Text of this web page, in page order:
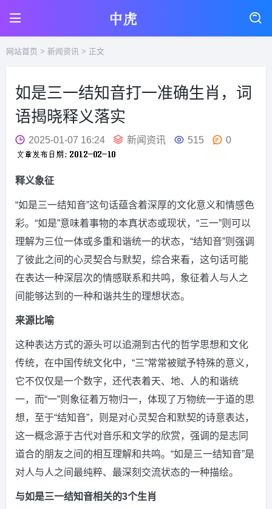
网站首页 > 新闻资讯 > 正文
如是三一结知音打一准确生肖，词
语揭晓释义落实
2025-01-07 16:24 新闻资讯 515 0
释义象征
“如是三一结知音”这句话蕴含着深厚的文化意义和情感色
彩。“如是”意味着事物的本真状态或现状，“三一”则可以
理解为三位一体或多重和谐统一的状态，“结知音”则强调
了彼此之间的心灵契合与默契，综合来看，这句话可能
在表达一种深层次的情感联系和共鸣，象征着人与人之
间能够达到的一种和谐共生的理想状态。
来源比喻
这种表达方式的源头可以追溯到古代的哲学思想和文化
传统，在中国传统文化中，“三”常常被赋予特殊的意义，
它不仅仅是一个数字，还代表着天、地、人的和谐统
一，而“一”则象征着万物归一，体现了万物统一于道的思
想，至于“结知音”，则是对心灵契合和默契的诗意表达，
这一概念源于古代对音乐和文学的欣赏，强调的是志同
道合的朋友之间的相互理解和共鸣。“如是三一结知音”是
对人与人之间最纯粹、最深刻交流状态的一种描绘。
与如是三一结知音相关的3个生肖